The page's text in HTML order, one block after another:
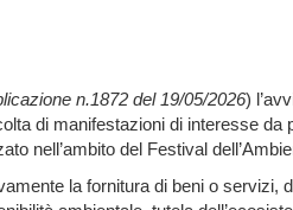
n.1872 del 19/05/2026)
di manifestazioni di interesse
nell’ambito del Festival
la fornitura di beni o